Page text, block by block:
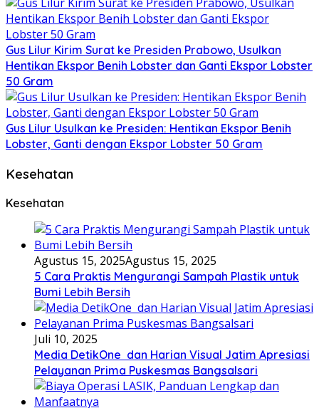
Gus Lilur Kirim Surat ke Presiden Prabowo, Usulkan
Hentikan Ekspor Benih Lobster dan Ganti Ekspor Lobster
50 Gram
Gus Lilur Usulkan ke Presiden: Hentikan Ekspor Benih
Lobster, Ganti dengan Ekspor Lobster 50 Gram
Kesehatan
Kesehatan
Agustus 15, 2025Agustus 15, 2025
5 Cara Praktis Mengurangi Sampah Plastik untuk
Bumi Lebih Bersih
Juli 10, 2025
Media DetikOne dan Harian Visual Jatim Apresiasi
Pelayanan Prima Puskesmas Bangsalsari